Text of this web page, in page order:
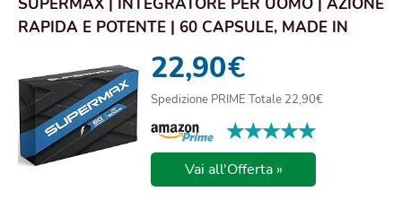
RAPIDA E POTENTE | 60 CAPSULE, MADE IN
22,90€
Spedizione PRIME Totale 22,90€
★★★★★
★★★★★
Vai all'Offerta »